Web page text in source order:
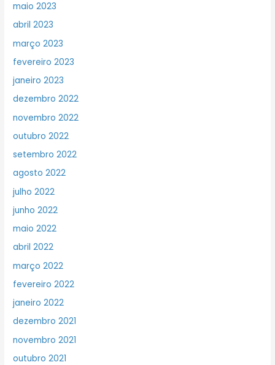
maio 2023
abril 2023
março 2023
fevereiro 2023
janeiro 2023
dezembro 2022
novembro 2022
outubro 2022
setembro 2022
agosto 2022
julho 2022
junho 2022
maio 2022
abril 2022
março 2022
fevereiro 2022
janeiro 2022
dezembro 2021
novembro 2021
outubro 2021